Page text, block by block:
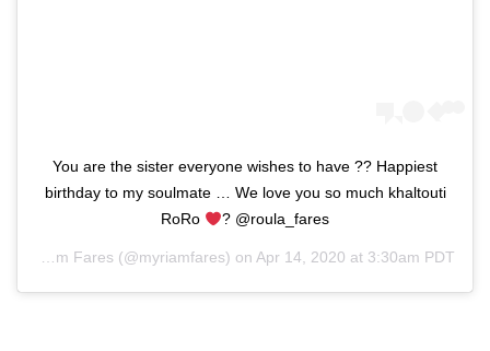
You are the sister everyone wishes to have ?? Happiest
birthday to my soulmate … We love you so much khaltouti
RoRo
? @roula_fares
Myriam Fares (@myriamfares) on Apr 14, 2020 at 3:30am PDT